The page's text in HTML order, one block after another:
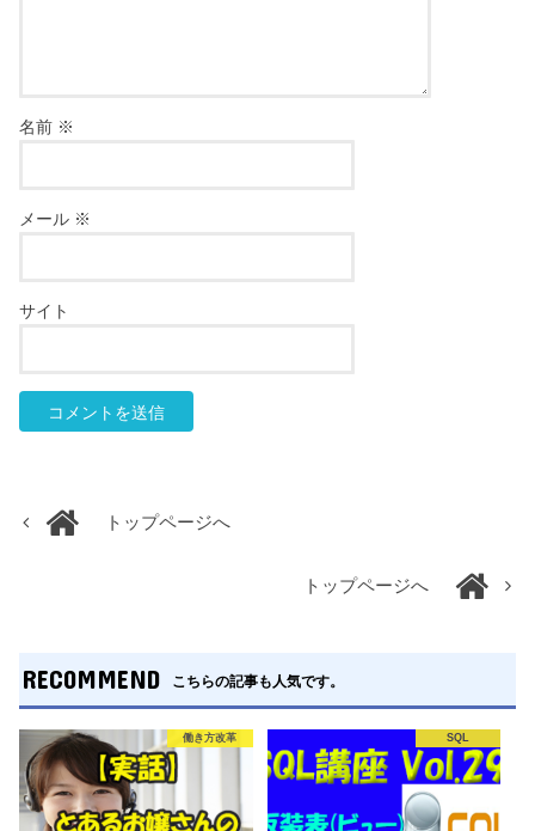
名前 ※
メール ※
サイト
トップページへ
トップページへ
RECOMMEND こちらの記事も人気です。
働き方改革 SQL